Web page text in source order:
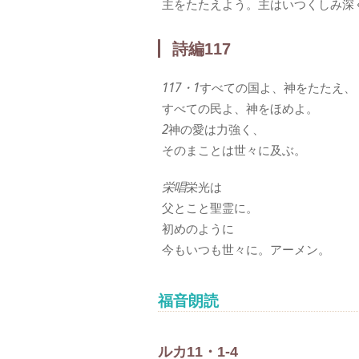
主をたたえよう。主はいつくしみ深
詩編117
117・1すべての国よ、神をたたえ、
すべての民よ、神をほめよ。
2神の愛は力強く、
そのまことは世々に及ぶ。
栄唱栄光は
父とこと聖霊に。
初めのように
今もいつも世々に。アーメン。
福音朗読
ルカ11・1-4